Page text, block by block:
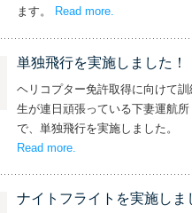
ます。
Read more– ‘飛行機・ヘ
.
単独飛行を実施しました！
ヘリコプター免許取得に向けて訓
生が連日頑張っている下妻運航所
で、単独飛行を実施しました。
Read more
ナイトフライトを実施しま